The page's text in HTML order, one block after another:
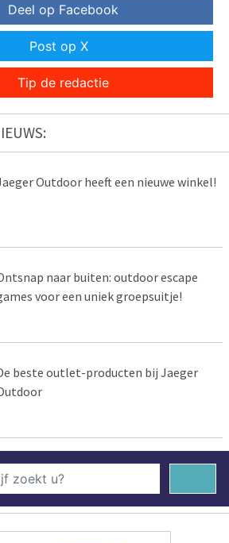
Deel op Facebook
Post op X
Tip de redactie
Outdoor heeft een nieuwe winkel!
naar buiten: outdoor escape
voor een uniek groepsuitje!
beste outlet-producten bij Jaeger